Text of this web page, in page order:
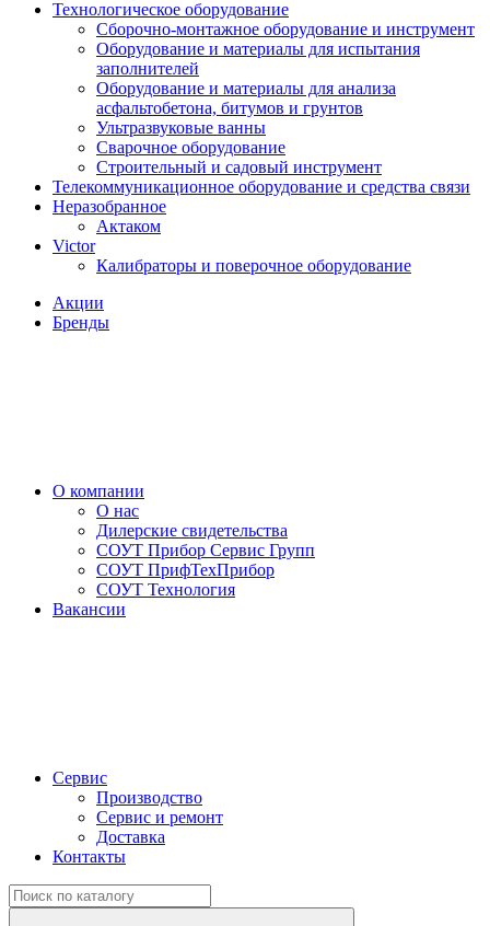
Технологическое оборудование
Сборочно-монтажное оборудование и инструмент
Оборудование и материалы для испытания
заполнителей
Оборудование и материалы для анализа
асфальтобетона, битумов и грунтов
Ультразвуковые ванны
Сварочное оборудование
Строительный и садовый инструмент
Телекоммуникационное оборудование и средства связи
Неразобранное
Актаком
Victor
Калибраторы и поверочное оборудование
Акции
Бренды
О компании
О нас
Дилерские свидетельства
СОУТ Прибор Сервис Групп
СОУТ ПрифТехПрибор
СОУТ Технология
Вакансии
Сервис
Производство
Сервис и ремонт
Доставка
Контакты